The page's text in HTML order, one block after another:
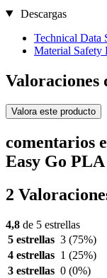
Descargas
Technical Data
Material Safety
Valoraciones
Valora este producto
comentarios
Easy Go
2
4,8 de 5 estrellas
5 estrellas 3 (75%)
4 estrellas 1 (25%)
3 estrellas 0 (0%)